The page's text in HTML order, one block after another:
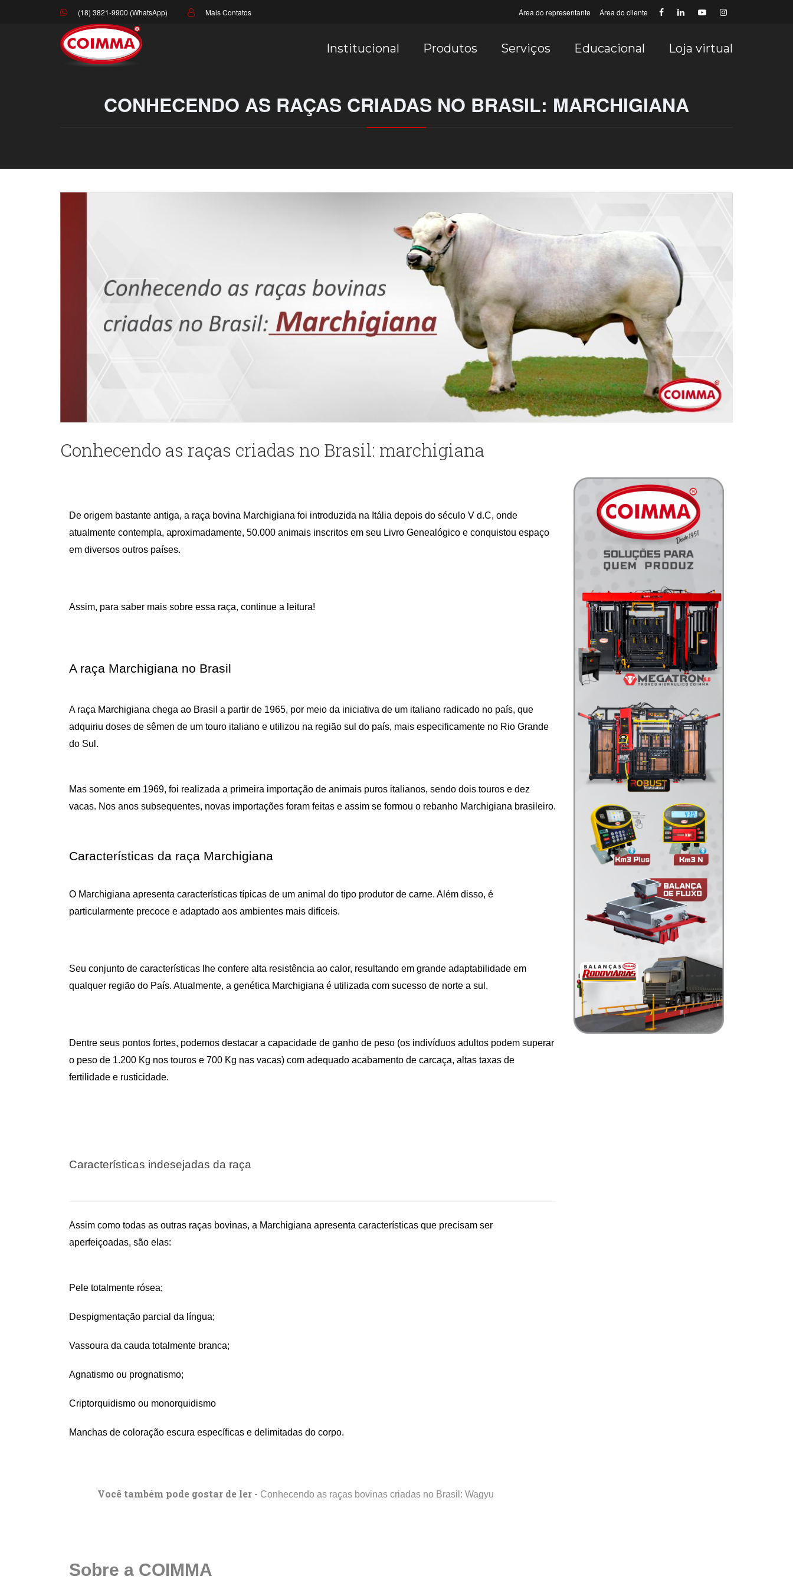
(18) 3821-9900 (WhatsApp) Mais Contatos Área do representante Área do cliente
Institucional Produtos Serviços Educacional Loja virtual
CONHECENDO AS RAÇAS CRIADAS NO BRASIL: MARCHIGIANA
Conhecendo as raças criadas no Brasil: marchigiana
De origem bastante antiga, a raça bovina Marchigiana foi introduzida na Itália depois do século V d.C, onde
atualmente contempla, aproximadamente, 50.000 animais inscritos em seu Livro Genealógico e conquistou espaço
em diversos outros países.
Assim, para saber mais sobre essa raça, continue a leitura!
A raça Marchigiana no Brasil
A raça Marchigiana chega ao Brasil a partir de 1965, por meio da iniciativa de um italiano radicado no país, que
adquiriu doses de sêmen de um touro italiano e utilizou na região sul do país, mais especificamente no Rio Grande
do Sul.
Mas somente em 1969, foi realizada a primeira importação de animais puros italianos, sendo dois touros e dez
vacas. Nos anos subsequentes, novas importações foram feitas e assim se formou o rebanho Marchigiana brasileiro.
Características da raça Marchigiana
O Marchigiana apresenta características típicas de um animal do tipo produtor de carne. Além disso, é
particularmente precoce e adaptado aos ambientes mais difíceis.
Seu conjunto de características lhe confere alta resistência ao calor, resultando em grande adaptabilidade em
qualquer região do País. Atualmente, a genética Marchigiana é utilizada com sucesso de norte a sul.
Dentre seus pontos fortes, podemos destacar a capacidade de ganho de peso (os indivíduos adultos podem superar
o peso de 1.200 Kg nos touros e 700 Kg nas vacas) com adequado acabamento de carcaça, altas taxas de
fertilidade e rusticidade.
Características indesejadas da raça
Assim como todas as outras raças bovinas, a Marchigiana apresenta características que precisam ser
aperfeiçoadas, são elas:
Pele totalmente rósea;
Despigmentação parcial da língua;
Vassoura da cauda totalmente branca;
Agnatismo ou prognatismo;
Criptorquidismo ou monorquidismo
Manchas de coloração escura específicas e delimitadas do corpo.
Você também pode gostar de ler - Conhecendo as raças bovinas criadas no Brasil: Wagyu
Sobre a COIMMA